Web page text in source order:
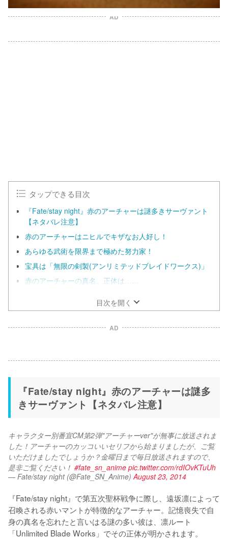
AD
タップできる目次
『Fate/stay night』赤のアーチャーは謎多きサーヴァント
【ネタバレ注意】
赤のアーチャーはニヒルでキザなお人好し！
あらゆる武術を限界まで極めた努力家！
宝具は「無限の剣製(アンリミテッドブレイドワークス)」
赤のアーチャーの真名、正体は……
目次を開く
AD
『Fate/stay night』赤のアーチャーは謎多
きサーヴァント【ネタバレ注意】
キャラクター別番宣CM第2弾"アーチャーver"が無事に放送されま
した！アーチャーのカッコいいセリフから始まりましたが、ご覧
いただけましたでしょうか？金曜日まで毎日放送されますので、
是非ご覧ください！ #fate_sn_anime pic.twitter.com/rdIOvKTuUh
— Fate/stay night (@Fate_SN_Anime)August 23, 2014
『Fate/stay night』で第五次聖杯戦争に際し、遠坂凛によって
召喚される赤いマントが特徴的なアーチャー。記憶喪失で自
身の真名を忘れたと言いはる謎の多い彼は、凛ルート
「Unlimited Blade Works」でその正体が明かされます。